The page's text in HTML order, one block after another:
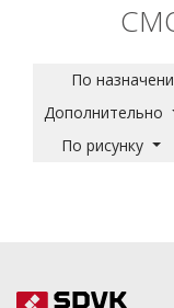
По
Дополнительно
По рисунку